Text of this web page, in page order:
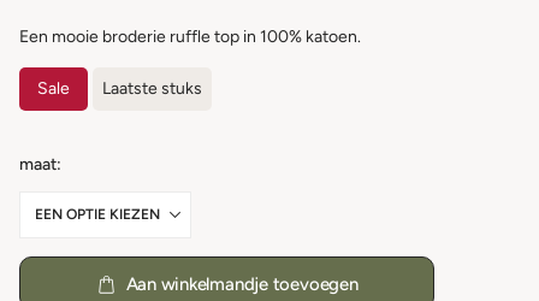
Een mooie broderie ruffle top in 100% katoen.
Sale Laatste stuks
maat
Aan winkelmandje toevoegen